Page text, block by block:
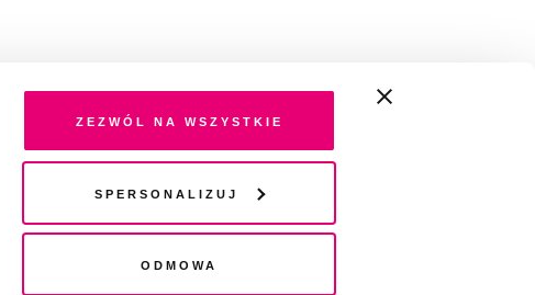
Zezwól na wszystkie
Spersonalizuj
Odmowa